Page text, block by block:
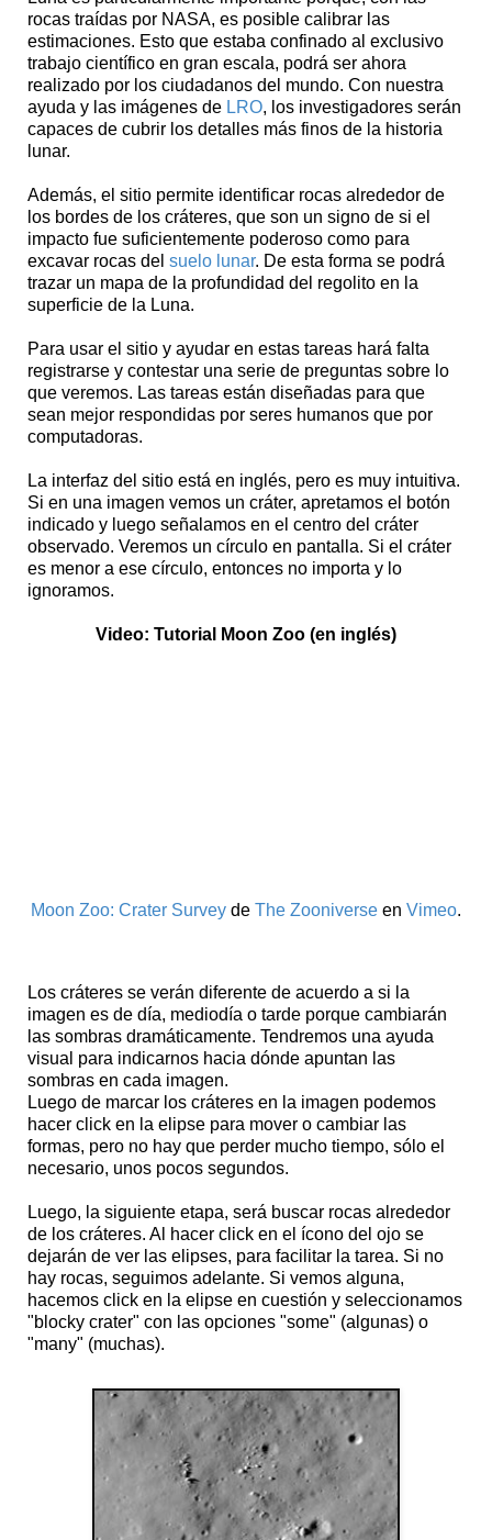
rocas traídas por NASA, es posible calibrar las
estimaciones. Esto que estaba confinado al exclusivo
trabajo científico en gran escala, podrá ser ahora
realizado por los ciudadanos del mundo. Con nuestra
ayuda y las imágenes de LRO, los investigadores serán
capaces de cubrir los detalles más finos de la historia
lunar.
Además, el sitio permite identificar rocas alrededor de
los bordes de los cráteres, que son un signo de si el
impacto fue suficientemente poderoso como para
excavar rocas del suelo lunar. De esta forma se podrá
trazar un mapa de la profundidad del regolito en la
superficie de la Luna.
Para usar el sitio y ayudar en estas tareas hará falta
registrarse y contestar una serie de preguntas sobre lo
que veremos. Las tareas están diseñadas para que
sean mejor respondidas por seres humanos que por
computadoras.
La interfaz del sitio está en inglés, pero es muy intuitiva.
Si en una imagen vemos un cráter, apretamos el botón
indicado y luego señalamos en el centro del cráter
observado. Veremos un círculo en pantalla. Si el cráter
es menor a ese círculo, entonces no importa y lo
ignoramos.
Video: Tutorial Moon Zoo (en inglés)
Moon Zoo: Crater Survey de The Zooniverse en Vimeo.
Los cráteres se verán diferente de acuerdo a si la
imagen es de día, mediodía o tarde porque cambiarán
las sombras dramáticamente. Tendremos una ayuda
visual para indicarnos hacia dónde apuntan las
sombras en cada imagen.
Luego de marcar los cráteres en la imagen podemos
hacer click en la elipse para mover o cambiar las
formas, pero no hay que perder mucho tiempo, sólo el
necesario, unos pocos segundos.
Luego, la siguiente etapa, será buscar rocas alrededor
de los cráteres. Al hacer click en el ícono del ojo se
dejarán de ver las elipses, para facilitar la tarea. Si no
hay rocas, seguimos adelante. Si vemos alguna,
hacemos click en la elipse en cuestión y seleccionamos
"blocky crater" con las opciones "some" (algunas) o
"many" (muchas).